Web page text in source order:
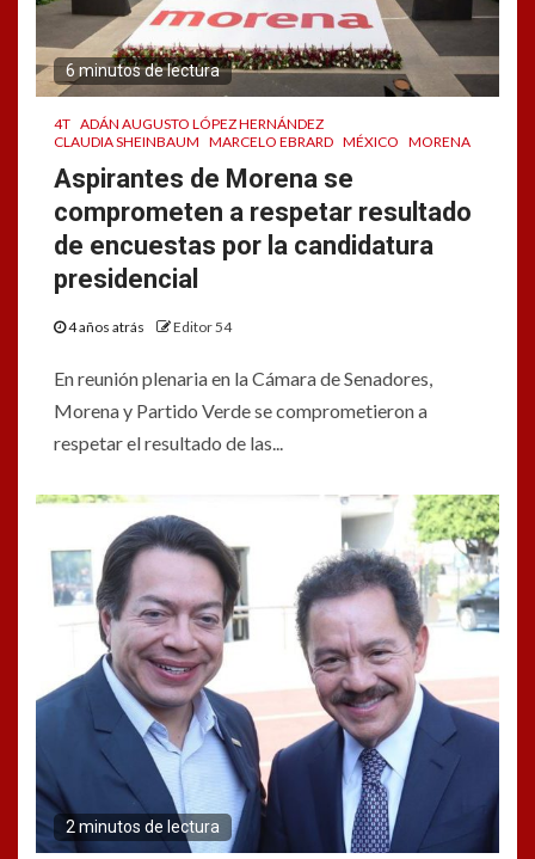
6 minutos de lectura
4T ADÁN AUGUSTO LÓPEZ HERNÁNDEZ
CLAUDIA SHEINBAUM MARCELO EBRARD MÉXICO MORENA
Aspirantes de Morena se
comprometen a respetar resultado
de encuestas por la candidatura
presidencial
4 años atrás Editor 54
En reunión plenaria en la Cámara de Senadores,
Morena y Partido Verde se comprometieron a
respetar el resultado de las...
2 minutos de lectura